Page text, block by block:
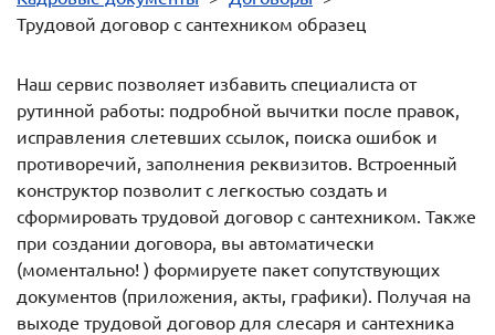
Трудовой договор с сантехником образец
Наш сервис позволяет избавить специалиста от
рутинной работы: подробной вычитки после правок,
исправления слетевших ссылок, поиска ошибок и
противоречий, заполнения реквизитов. Встроенный
конструктор позволит с легкостью создать и
сформировать трудовой договор с сантехником. Также
при создании договора, вы автоматически
(моментально! ) формируете пакет сопутствующих
документов (приложения, акты, графики). Получая на
выходе трудовой договор для слесаря и сантехника